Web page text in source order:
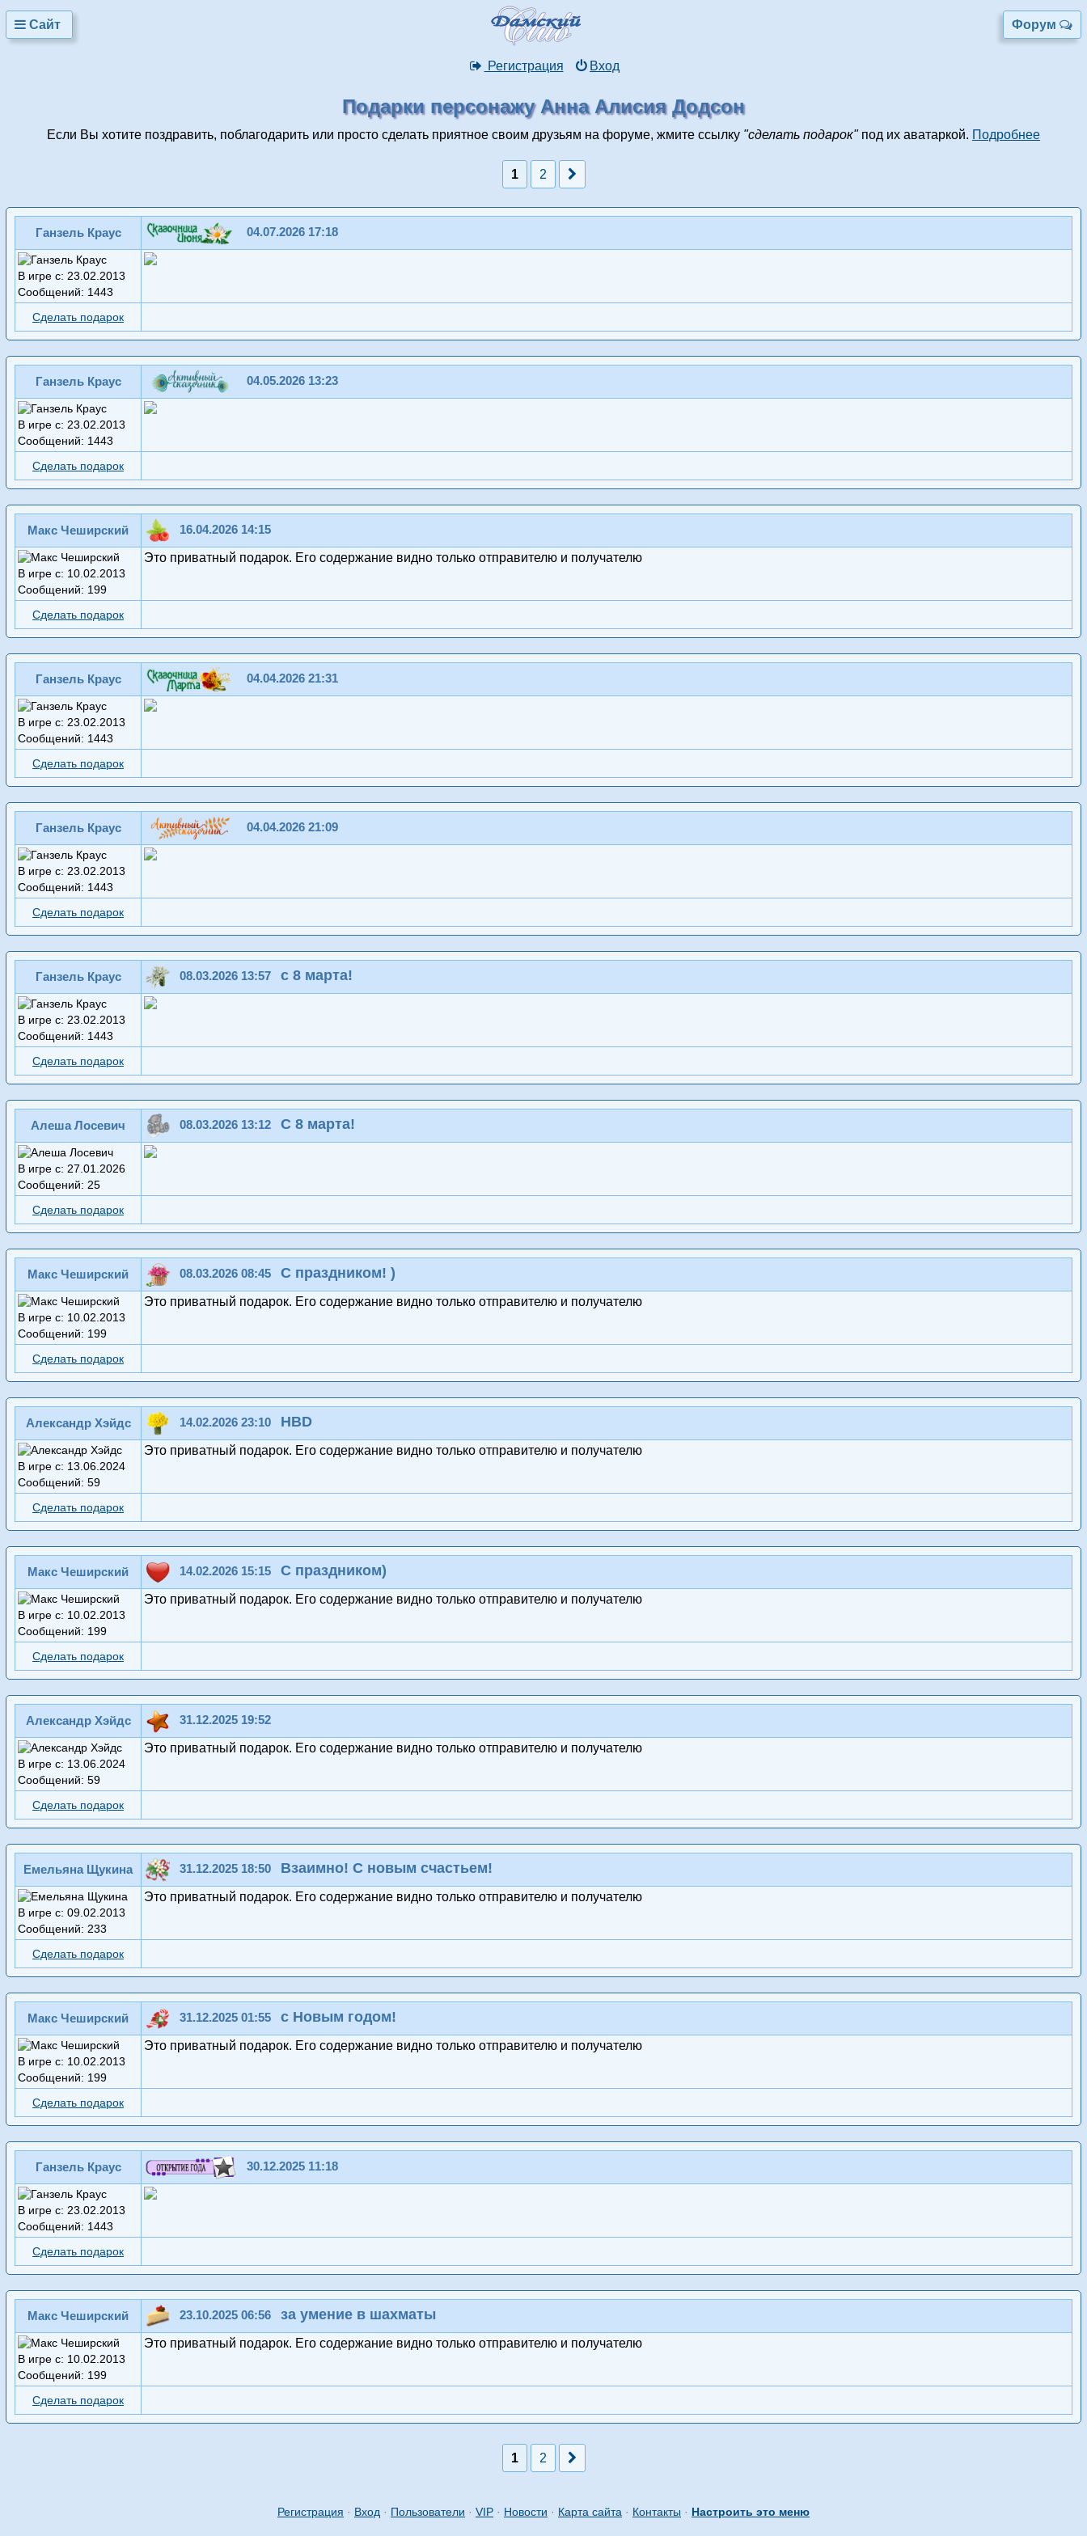
Сайт Форум
Регистрация Вход
Подарки персонажу Анна Алисия Додсон
Если Вы хотите поздравить, поблагодарить или просто сделать приятное своим друзьям на форуме, жмите ссылку "сделать подарок"под их аватаркой. Подробнее
1 2
Ганзель Краус 04.07.2026 17:18
В игре с: 23.02.2013
Сообщений: 1443
Сделать подарок
Ганзель Краус 04.05.2026 13:23
В игре с: 23.02.2013
Сообщений: 1443
Сделать подарок
Макс Чеширский 16.04.2026 14:15
В игре с: 10.02.2013
Сообщений: 199
Это приватный подарок. Его содержание видно только отправителю и получателю
Сделать подарок
Ганзель Краус 04.04.2026 21:31
В игре с: 23.02.2013
Сообщений: 1443
Сделать подарок
Ганзель Краус 04.04.2026 21:09
В игре с: 23.02.2013
Сообщений: 1443
Сделать подарок
Ганзель Краус 08.03.2026 13:57 с 8 марта!
В игре с: 23.02.2013
Сообщений: 1443
Сделать подарок
Алеша Лосевич 08.03.2026 13:12 С 8 марта!
В игре с: 27.01.2026
Сообщений: 25
Сделать подарок
Макс Чеширский 08.03.2026 08:45 С праздником! )
В игре с: 10.02.2013
Сообщений: 199
Это приватный подарок. Его содержание видно только отправителю и получателю
Сделать подарок
Александр Хэйдс 14.02.2026 23:10 HBD
В игре с: 13.06.2024
Сообщений: 59
Это приватный подарок. Его содержание видно только отправителю и получателю
Сделать подарок
Макс Чеширский 14.02.2026 15:15 С праздником)
В игре с: 10.02.2013
Сообщений: 199
Это приватный подарок. Его содержание видно только отправителю и получателю
Сделать подарок
Александр Хэйдс 31.12.2025 19:52
В игре с: 13.06.2024
Сообщений: 59
Это приватный подарок. Его содержание видно только отправителю и получателю
Сделать подарок
Емельяна Щукина 31.12.2025 18:50 Взаимно! С новым счастьем!
В игре с: 09.02.2013
Сообщений: 233
Это приватный подарок. Его содержание видно только отправителю и получателю
Сделать подарок
Макс Чеширский 31.12.2025 01:55 с Новым годом!
В игре с: 10.02.2013
Сообщений: 199
Это приватный подарок. Его содержание видно только отправителю и получателю
Сделать подарок
Ганзель Краус 30.12.2025 11:18
В игре с: 23.02.2013
Сообщений: 1443
Сделать подарок
Макс Чеширский 23.10.2025 06:56 за умение в шахматы
В игре с: 10.02.2013
Сообщений: 199
Это приватный подарок. Его содержание видно только отправителю и получателю
Сделать подарок
1 2
Регистрация · Вход · Пользователи · VIP · Новости · Карта сайта · Контакты · Настроить это меню